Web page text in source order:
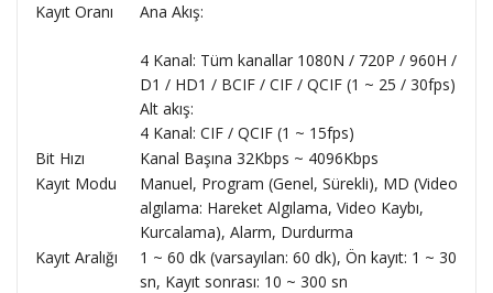
Kayıt Oranı
Ana Akış:
4 Kanal: Tüm kanallar 1080N / 720P / 960H /
D1 / HD1 / BCIF / CIF / QCIF (1 ~ 25 / 30fps)
Alt akış:
4 Kanal: CIF / QCIF (1 ~ 15fps)
Bit Hızı
Kanal Başına 32Kbps ~ 4096Kbps
Kayıt Modu
Manuel, Program (Genel, Sürekli), MD (Video
algılama: Hareket Algılama, Video Kaybı,
Kurcalama), Alarm, Durdurma
Kayıt Aralığı
1 ~ 60 dk (varsayılan: 60 dk), Ön kayıt: 1 ~ 30
sn, Kayıt sonrası: 10 ~ 300 sn